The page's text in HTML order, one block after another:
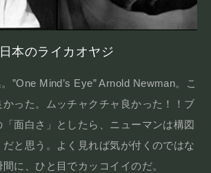
日本のライカオヤジ
”One Mind’s Eye” Arnold Newman。こ
った。ムッチャクチャ良かった！！ブ
面白さ」としたら、ニューマンは構図
と思う。よく見れば気が付くのではな
間に、ひと目でカッコイイのだ。